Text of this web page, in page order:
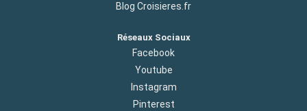
Blog Croisieres.fr
Réseaux Sociaux
Facebook
Youtube
Instagram
Pinterest